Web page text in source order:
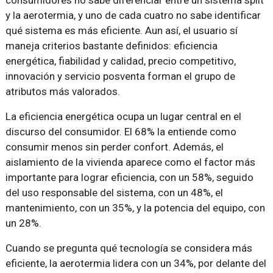
y la aerotermia, y uno de cada cuatro no sabe identificar
qué sistema es más eficiente. Aun así, el usuario sí
maneja criterios bastante definidos: eficiencia
energética, fiabilidad y calidad, precio competitivo,
innovación y servicio posventa forman el grupo de
atributos más valorados.
La eficiencia energética ocupa un lugar central en el
discurso del consumidor. El 68% la entiende como
consumir menos sin perder confort. Además, el
aislamiento de la vivienda aparece como el factor más
importante para lograr eficiencia, con un 58%, seguido
del uso responsable del sistema, con un 48%, el
mantenimiento, con un 35%, y la potencia del equipo, con
un 28%.
Cuando se pregunta qué tecnología se considera más
eficiente, la aerotermia lidera con un 34%, por delante del